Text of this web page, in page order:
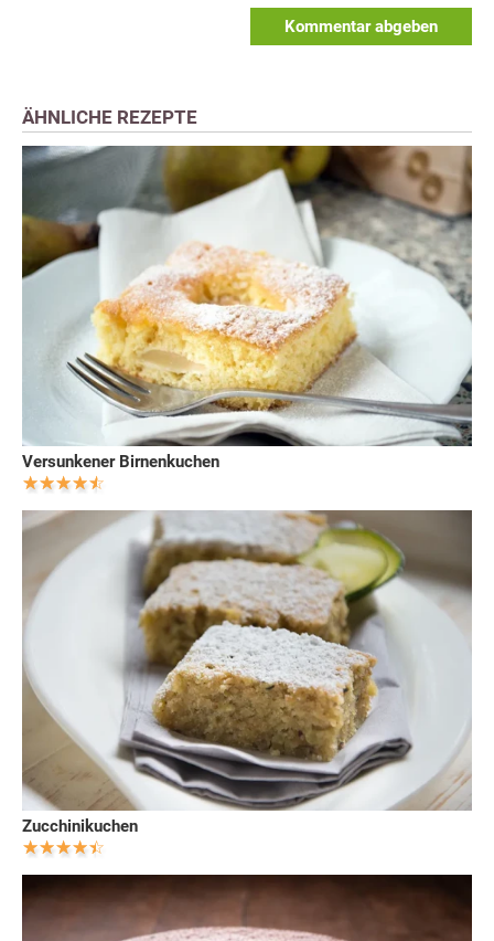
Kommentar abgeben
ÄHNLICHE REZEPTE
Versunkener Birnenkuchen
Zucchinikuchen